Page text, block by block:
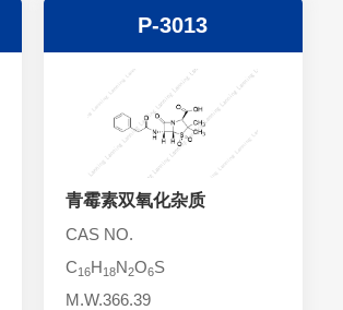
P-3013
青霉素双氧化杂质
CAS NO.
C16H18N2O6S
M.W.366.39